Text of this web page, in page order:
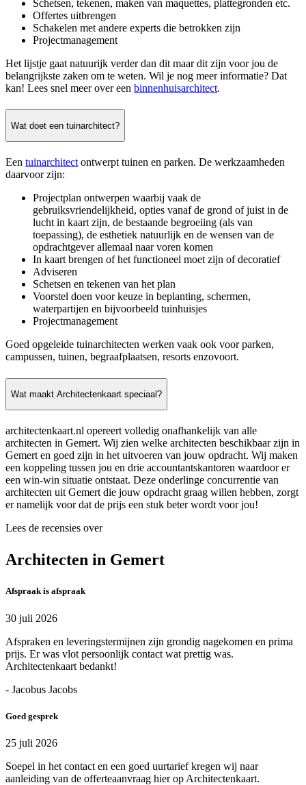
Schetsen, tekenen, maken van maquettes, plattegronden etc.
Offertes uitbrengen
Schakelen met andere experts die betrokken zijn
Projectmanagement
Het lijstje gaat natuurijk verder dan dit maar dit zijn voor jou de
belangrijkste zaken om te weten. Wil je nog meer informatie? Dat
kan! Lees snel meer over een binnenhuisarchitect.
Wat doet een tuinarchitect?
Een tuinarchitect ontwerpt tuinen en parken. De werkzaamheden
daarvoor zijn:
Projectplan ontwerpen waarbij vaak de
gebruiksvriendelijkheid, opties vanaf de grond of juist in de
lucht in kaart zijn, de bestaande begroeiing (als van
toepassing), de esthetiek natuurlijk en de wensen van de
opdrachtgever allemaal naar voren komen
In kaart brengen of het functioneel moet zijn of decoratief
Adviseren
Schetsen en tekenen van het plan
Voorstel doen voor keuze in beplanting, schermen,
waterpartijen en bijvoorbeeld tuinhuisjes
Projectmanagement
Goed opgeleide tuinarchitecten werken vaak ook voor parken,
campussen, tuinen, begraafplaatsen, resorts enzovoort.
Wat maakt Architectenkaart speciaal?
architectenkaart.nl opereert volledig onafhankelijk van alle
architecten in Gemert. Wij zien welke architecten beschikbaar zijn in
Gemert en goed zijn in het uitvoeren van jouw opdracht. Wij maken
een koppeling tussen jou en drie accountantskantoren waardoor er
een win-win situatie ontstaat. Deze onderlinge concurrentie van
architecten uit Gemert die jouw opdracht graag willen hebben, zorgt
er namelijk voor dat de prijs een stuk beter wordt voor jou!
Lees de recensies over
Architecten in Gemert
Afspraak is afspraak
30 juli 2026
Afspraken en leveringstermijnen zijn grondig nagekomen en prima
prijs. Er was vlot persoonlijk contact wat prettig was.
Architectenkaart bedankt!
- Jacobus Jacobs
Goed gesprek
25 juli 2026
Soepel in het contact en een goed uurtarief kregen wij naar
aanleiding van de offerteaanvraag hier op Architectenkaart.